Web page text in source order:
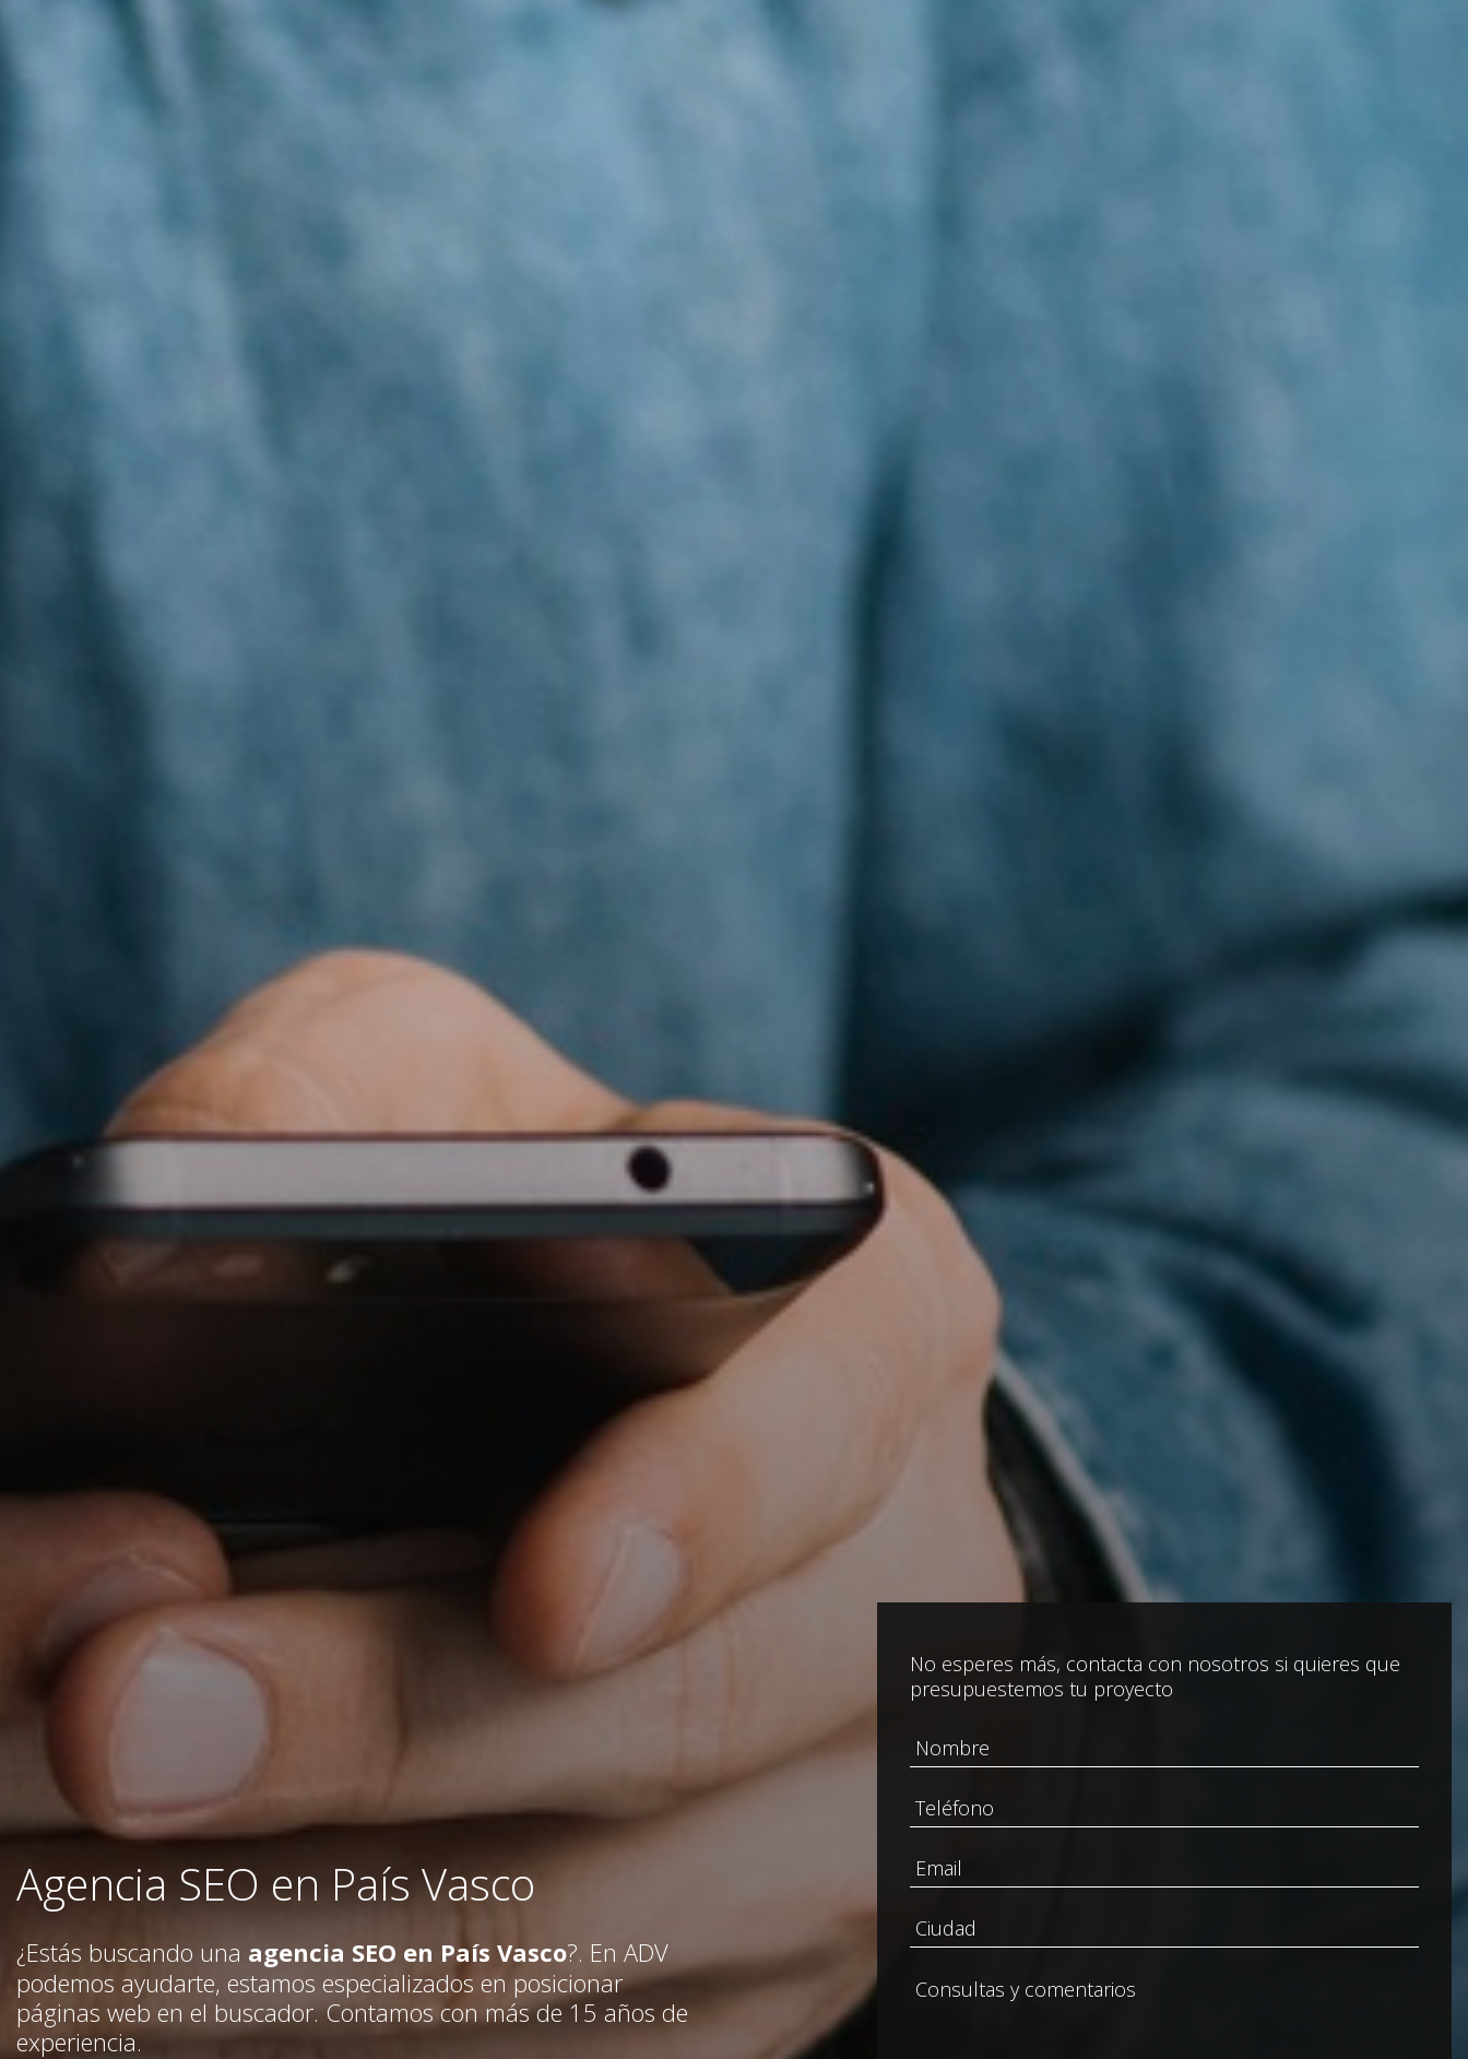
Agencia SEO en País Vasco
¿Estás buscando una agencia SEO en País Vasco?. En ADV
podemos ayudarte, estamos especializados en posicionar
páginas web en el buscador. Contamos con más de 15 años de
experiencia.
No esperes más, contacta con nosotros si quieres que
presupuestemos tu proyecto